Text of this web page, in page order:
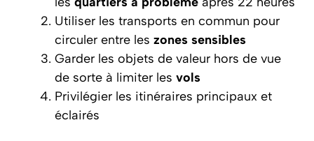
Utiliser les transports en commun pour
circuler entre les zones sensibles
Garder les objets de valeur hors de vue
de sorte à limiter les vols
Privilégier les itinéraires principaux et
éclairés